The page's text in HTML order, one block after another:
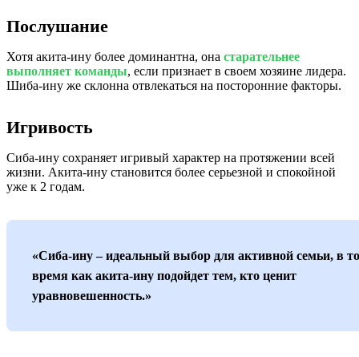
Послушание
Хотя акита-ину более доминантна, она старательнее
выполняет команды, если признает в своем хозяине лидера.
Шиба-ину же склонна отвлекаться на посторонние факторы.
Игривость
Сиба-ину сохраняет игривый характер на протяжении всей
жизни. Акита-ину становится более серьезной и спокойной
уже к 2 годам.
«Сиба-ину – идеальный выбор для активной семьи, в то
время как акита-ину подойдет тем, кто ценит
уравновешенность.»